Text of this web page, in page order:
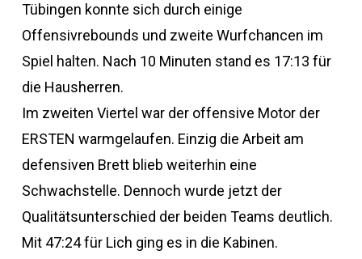
Tübingen konnte sich durch einige
Offensivrebounds und zweite Wurfchancen im
Spiel halten. Nach 10 Minuten stand es 17:13 für
die Hausherren.
Im zweiten Viertel war der offensive Motor der
ERSTEN warmgelaufen. Einzig die Arbeit am
defensiven Brett blieb weiterhin eine
Schwachstelle. Dennoch wurde jetzt der
Qualitätsunterschied der beiden Teams deutlich.
Mit 47:24 für Lich ging es in die Kabinen.